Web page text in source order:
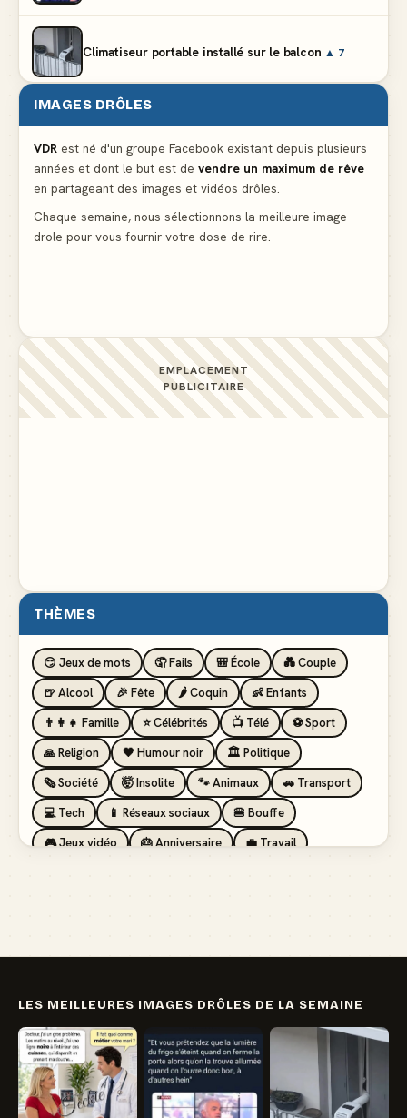
Climatiseur portable installé sur le balcon ▲ 7
Le mendiant revient avec un livre de cuisine ▲ 5
Ne pleure pas mon Martin, c'est juste du football
IMAGES DRÔLES
VDR est né d'un groupe Facebook existant depuis plusieurs
années et dont le but est de vendre un maximum de rêve
en partageant des images et vidéos drôles.
Chaque semaine, nous sélectionnons la meilleure image
drole pour vous fournir votre dose de rire.
EMPLACEMENT
PUBLICITAIRE
THÈMES
😏 Jeux de mots 🤦 Fails 🎒 École
💑 Couple
🍺 Alcool
🎉 Fête 🌶️ Coquin
👶 Enfants
👨‍👩‍👧 Famille
⭐ Célébrités 📺 Télé
⚽ Sport
🙏 Religion
🖤 Humour noir
🏛️ Politique
🗞️ Société
🤯 Insolite 🐾 Animaux
🚗 Transport
💻 Tech
📱 Réseaux sociaux
🍔 Bouffe
🎮 Jeux vidéo
🎂 Anniversaire
💼 Travail
LES MEILLEURES IMAGES DRÔLES DE LA SEMAINE